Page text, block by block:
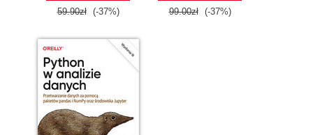
59.90zł (-37%) 99.00zł (-37%)